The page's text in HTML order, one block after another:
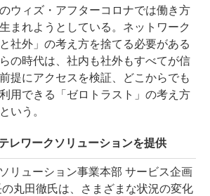
ウィズ・アフターコロナでは働き方
まれようとしている。ネットワーク
社外」の考え方を捨てる必要がある
の時代は、社内も社外もすべてが信
提にアクセスを検証、どこからでも
用できる「ゼロトラスト」の考え方
いう。
レワークソリューションを提供
リューション事業本部 サービス企画
丸田徹氏は、さまざまな状況の変化